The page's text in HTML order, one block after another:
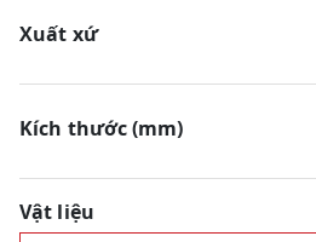
Xuất xứ
Kích thước (mm)
Vật liệu